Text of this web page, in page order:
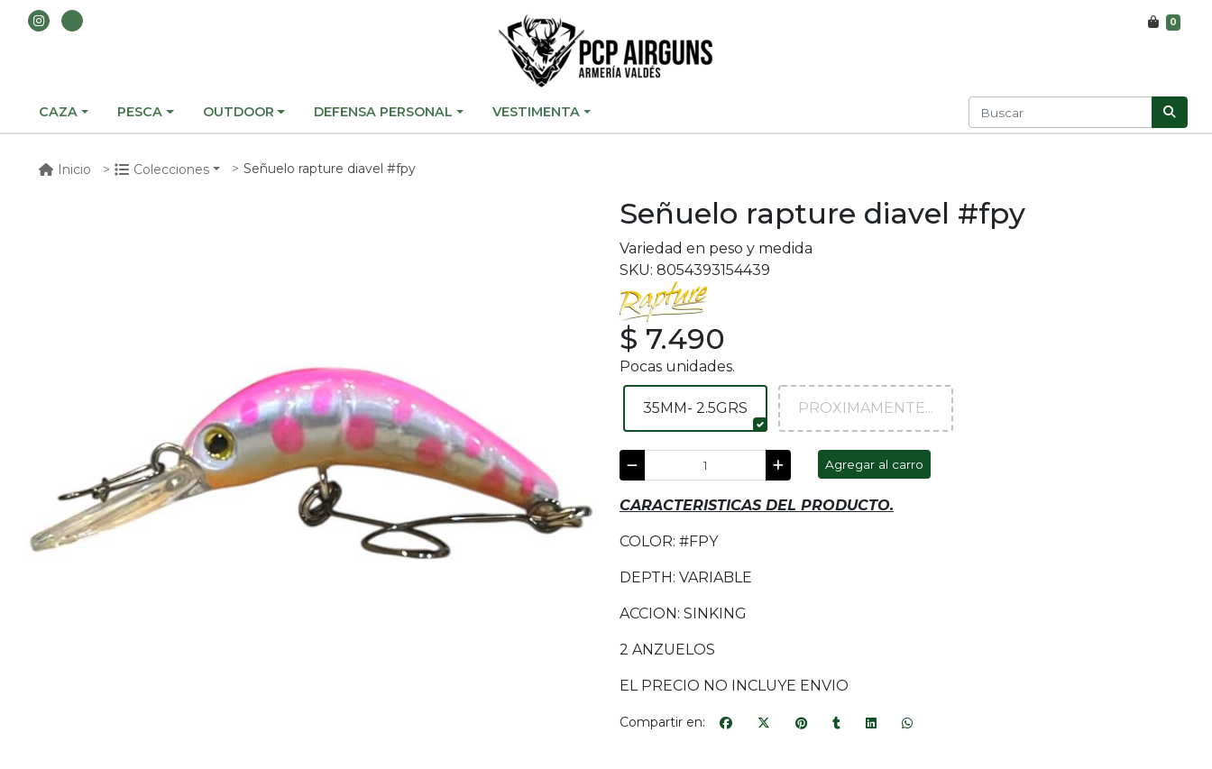
0
CAZA PESCA OUTDOOR DEFENSA PERSONAL VESTIMENTA
Inicio Colecciones Señuelo rapture diavel #fpy
Señuelo rapture diavel #fpy
Variedad en peso y medida
SKU: 8054393154439
$ 7.490
Pocas unidades.
35MM- 2.5GRS PROXIMAMENTE...
Agregar al carro
CARACTERISTICAS DEL PRODUCTO.
COLOR: #FPY
DEPTH: VARIABLE
ACCION: SINKING
2 ANZUELOS
EL PRECIO NO INCLUYE ENVIO
Compartir en: